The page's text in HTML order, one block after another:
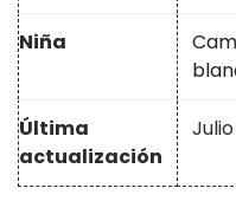
Niña
Última
actualización